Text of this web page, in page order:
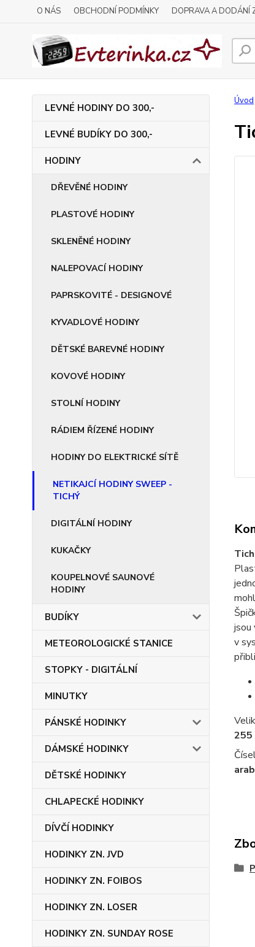
O NÁS OBCHODNÍ PODMÍNKY DOPRAVA A DODÁNÍ
LEVNÉ HODINY DO 300,-
LEVNÉ BUDÍKY DO 300,-
HODINY
DŘEVĚNÉ HODINY
PLASTOVÉ HODINY
SKLENĚNÉ HODINY
NALEPOVACÍ HODINY
PAPRSKOVITÉ - DESIGNOVÉ
KYVADLOVÉ HODINY
DĚTSKÉ BAREVNÉ HODINY
KOVOVÉ HODINY
STOLNÍ HODINY
RÁDIEM ŘÍZENÉ HODINY
HODINY DO ELEKTRICKÉ SÍTĚ
NETIKAJCÍ HODINY SWEEP -
TICHÝ
DIGITÁLNÍ HODINY
KUKAČKY
KOUPELNOVÉ SAUNOVÉ
HODINY
BUDÍKY
METEOROLOGICKÉ STANICE
STOPKY - DIGITÁLNÍ
MINUTKY
PÁNSKÉ HODINKY
DÁMSKÉ HODINKY
DĚTSKÉ HODINKY
CHLAPECKÉ HODINKY
DÍVČÍ HODINKY
HODINKY ZN. JVD
HODINKY ZN. FOIBOS
HODINKY ZN. LOSER
HODINKY ZN. SUNDAY ROSE
Úvod
jsou
v
255